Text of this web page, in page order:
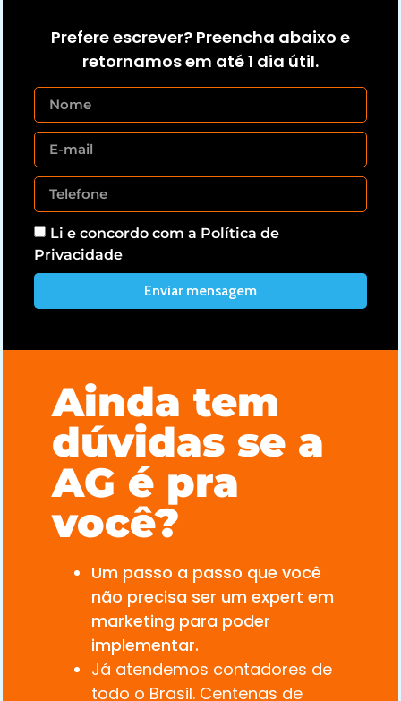
Prefere escrever? Preencha abaixo e
retornamos em até 1 dia útil.
Li e concordo com a Política de
Privacidade
Enviar mensagem
Ainda tem
dúvidas se a
AG é pra
você?
Um passo a passo que você
não precisa ser um expert em
marketing para poder
implementar.
Já atendemos contadores de
todo o Brasil. Centenas de